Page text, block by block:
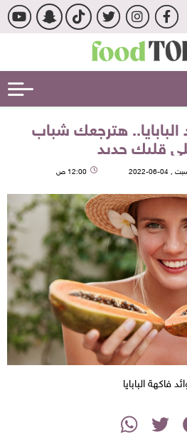
هترجعك شباب
قلبك حديد
06-2022 12:00 ص
فاكهة البابايا
Twitter
WhatsApp